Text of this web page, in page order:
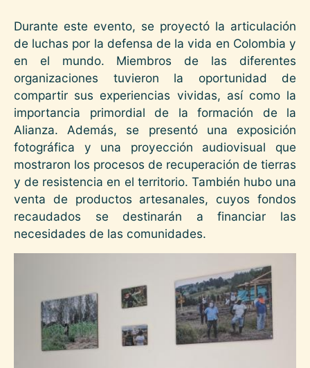
Durante este evento, se proyectó la articulación
de luchas por la defensa de la vida en Colombia y
en el mundo. Miembros de las diferentes
organizaciones tuvieron la oportunidad de
compartir sus experiencias vividas, así como la
importancia primordial de la formación de la
Alianza. Además, se presentó una exposición
fotográfica y una proyección audiovisual que
mostraron los procesos de recuperación de tierras
y de resistencia en el territorio. También hubo una
venta de productos artesanales, cuyos fondos
recaudados se destinarán a financiar las
necesidades de las comunidades.